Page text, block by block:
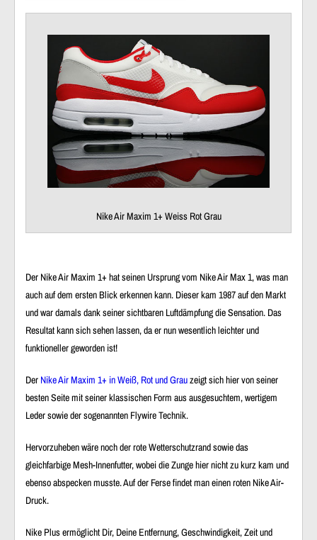
Nike Air Maxim 1+ Weiss Rot Grau
Der Nike Air Maxim 1+ hat seinen Ursprung vom Nike Air Max 1, was man
auch auf dem ersten Blick erkennen kann. Dieser kam 1987 auf den Markt
und war damals dank seiner sichtbaren Luftdämpfung die Sensation. Das
Resultat kann sich sehen lassen, da er nun wesentlich leichter und
funktioneller geworden ist!
Der Nike Air Maxim 1+ in Weiß, Rot und Grauzeigt sich hier von seiner
besten Seite mit seiner klassischen Form aus ausgesuchtem, wertigem
Leder sowie der sogenannten Flywire Technik.
Hervorzuheben wäre noch der rote Wetterschutzrand sowie das
gleichfarbige Mesh-Innenfutter, wobei die Zunge hier nicht zu kurz kam und
ebenso abspecken musste. Auf der Ferse findet man einen roten Nike Air-
Druck.
Nike Plus ermöglicht Dir, Deine Entfernung, Geschwindigkeit, Zeit und